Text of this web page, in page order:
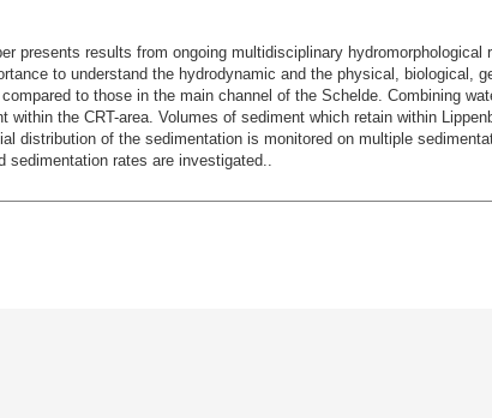
presents results from ongoing multidisciplinary hydromorphological
to understand the hydrodynamic and the physical, biological,
to those in the main channel of the Schelde. Combining
the CRT-area. Volumes of sediment which retain within
distribution of the sedimentation is monitored on multiple
sedimentation rates are investigated..